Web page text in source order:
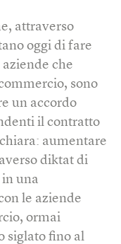
attraverso
oggi di fare
che
sono
un accordo
il contratto
aumentare
diktat di
una
le aziende
ormai
siglato fino al